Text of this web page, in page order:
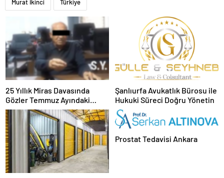
Murat İkinci Türkiye
25 Yıllık Miras Davasında
Gözler Temmuz Ayındaki
Karar Duruşmasına Çevrildi
Şanlıurfa Avukatlık Bürosu ile
Hukuki Süreci Doğru Yönetin
Prostat Tedavisi Ankara